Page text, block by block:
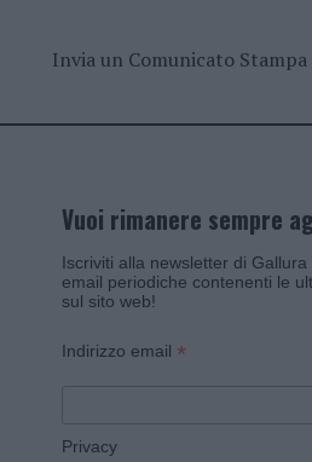
Invia un Comunicato Stampa
Vuoi rimanere sempre
Iscriviti alla newsletter di
email periodiche contenenti le
sul sito web!
Indirizzo email *
Privacy